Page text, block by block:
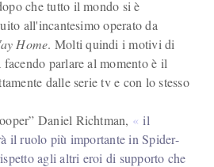
che tutto il mondo si è
all'incantesimo operato da
Home. Molti quindi i motivi di
facendo parlare al momento è il
dalle serie tv e con lo stesso
Daniel Richtman,
il
il ruolo più importante in Spider-
agli altri eroi di supporto che